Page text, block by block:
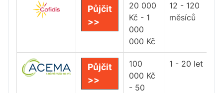
Půjčit
>>
20 000
Kč - 1
000
000 Kč
12 - 120
měsíců
Půjčit
>>
100
000 Kč
- 50
1 - 20 let